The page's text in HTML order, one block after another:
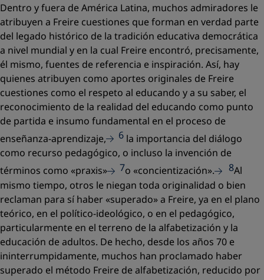
Dentro y fuera de América Latina, muchos admiradores le
atribuyen a Freire cuestiones que forman en verdad parte
del legado histórico de la tradición educativa democrática
a nivel mundial y en la cual Freire encontró, precisamente,
él mismo, fuentes de referencia e inspiración. Así, hay
quienes atribuyen como aportes originales de Freire
cuestiones como el respeto al educando y a su saber, el
reconocimiento de la realidad del educando como punto
de partida e insumo fundamental en el proceso de
enseñanza-aprendizaje,
6la importancia del diálogo
como recurso pedagógico, o incluso la invención de
términos como «praxis» 7o «concientización». 8Al
mismo tiempo, otros le niegan toda originalidad o bien
reclaman para sí haber«superado»a Freire, ya en el plano
teórico, en el político-ideológico, o en el pedagógico,
particularmente en el terreno de la alfabetización y la
educación de adultos. De hecho, desde los años 70 e
ininterrumpidamente, muchos han proclamado haber
superado el método Freire de alfabetización, reducido por